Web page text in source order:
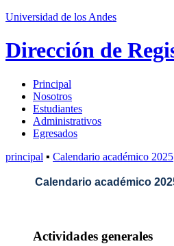
Universidad de los Andes
Dirección de
Principal
Nosotros
Estudiantes
Administrativos
Egresados
principal ▪ Calendario académico 2025
Calendario académico
Actividades generales